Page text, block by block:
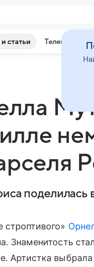
статьи
поделилась
строптивого»
Знаменитость
Артистка выбрала